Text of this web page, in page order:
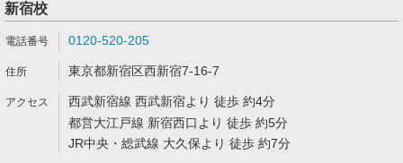
新宿校
0120-520-205
東京都新宿区西新宿7-16-7
西武新宿線 西武新宿より 徒歩 約4分
都営大江戸線 新宿西口より 徒歩 約5分
JR中央・総武線 大久保より 徒歩 約7分